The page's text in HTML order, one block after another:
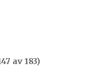
av 183)